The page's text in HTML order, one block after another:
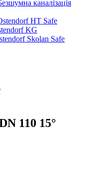
каналізація
HT Safe
KG
Skolan Safe
110 15°